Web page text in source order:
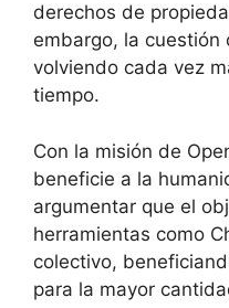
derechos de
embargo, la
volviendo cada vez
tiempo.
Con la misión de
beneficie a la
argumentar que el
herramientas como
colectivo,
para la mayor